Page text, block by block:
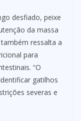
desfiado, peixe
da massa
ressalta a
para
“O
gatilhos
severas e